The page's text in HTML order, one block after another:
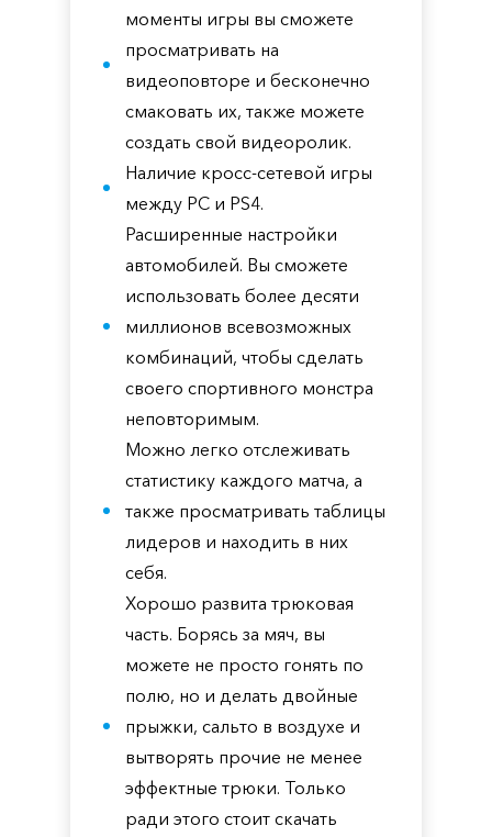
моменты игры вы сможете
просматривать на
видеоповторе и бесконечно
смаковать их, также можете
создать свой видеоролик.
Наличие кросс-сетевой игры
между РС и PS4.
Расширенные настройки
автомобилей. Вы сможете
использовать более десяти
миллионов всевозможных
комбинаций, чтобы сделать
своего спортивного монстра
неповторимым.
Можно легко отслеживать
статистику каждого матча, а
также просматривать таблицы
лидеров и находить в них
себя.
Хорошо развита трюковая
часть. Борясь за мяч, вы
можете не просто гонять по
полю, но и делать двойные
прыжки, сальто в воздухе и
вытворять прочие не менее
эффектные трюки. Только
ради этого стоит скачать